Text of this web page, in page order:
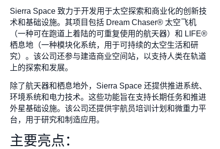
Sierra Space 致力于开发用于太空探索和商业化的创新技
术和基础设施。其项目包括 Dream Chaser® 太空飞机
（一种可在跑道上着陆的可重复使用的航天器）和 LIFE®
栖息地（一种模块化系统，用于可持续的太空生活和研
究）。该公司还参与建造商业空间站，以支持人类在轨道
上的探索和发展。
除了航天器和栖息地外，Sierra Space 还提供推进系统、
环境系统和电力技术。这些功能旨在支持长期任务和推进
外星基础设施。该公司还提供宇航员培训计划和微重力平
台，用于研究和制造应用。
主要亮点：